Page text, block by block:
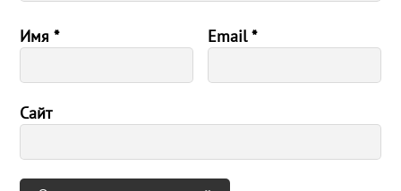
Имя* Email*
Сайт